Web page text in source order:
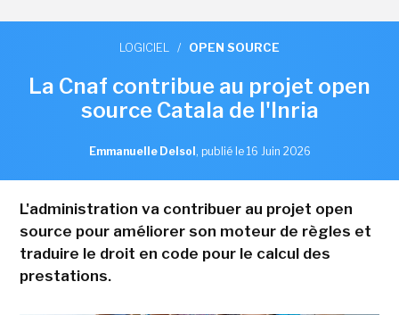
LOGICIEL / OPEN SOURCE
La Cnaf contribue au projet open
source Catala de l'Inria
Emmanuelle Delsol , publié le 16 Juin 2026
L'administration va contribuer au projet open
source pour améliorer son moteur de règles et
traduire le droit en code pour le calcul des
prestations.